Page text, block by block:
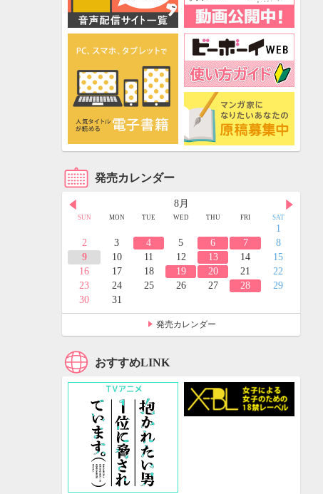
発売カレンダー
8月
SUN MON TUE WED THU FRI SAT
1
2
3 4 5 6 7
8
9
10 11 12 13 14
15
16
17 18 19 20 21
22
23
24 25 26 27 28
29
30
31
発売カレンダー
おすすめLINK